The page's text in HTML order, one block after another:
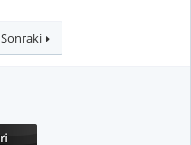
Sonraki